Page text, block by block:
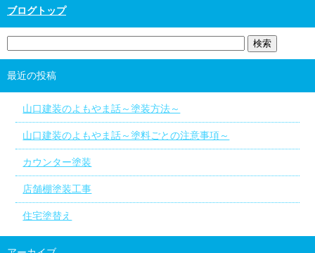
ブログトップ
最近の投稿
山口建装のよもやま話～塗装方法～
山口建装のよもやま話～塗料ごとの注意事項～
カウンター塗装
店舗棚塗装工事
住宅塗替え